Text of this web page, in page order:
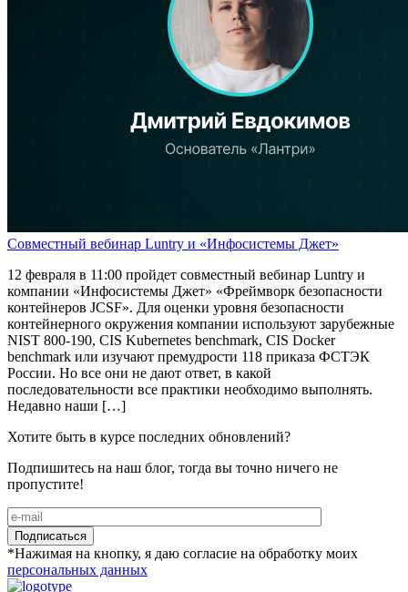
Совместный вебинар Luntry и «Инфосистемы Джет»
12 февраля в 11:00 пройдет совместный вебинар Luntry и
компании «Инфосистемы Джет» «Фреймворк безопасности
контейнеров JCSF». Для оценки уровня безопасности
контейнерного окружения компании используют зарубежные
NIST 800-190, CIS Kubernetes benchmark, CIS Docker
benchmark или изучают премудрости 118 приказа ФСТЭК
России. Но все они не дают ответ, в какой
последовательности все практики необходимо выполнять.
Недавно наши […]
Хотите быть в курсе последних обновлений?
Подпишитесь на наш блог, тогда вы точно ничего не
пропустите!
Подписаться
*Нажимая на кнопку, я даю согласие на обработку моих
персональных данных